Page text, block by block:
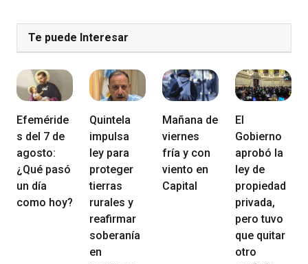
Te puede Interesar
Efeméride
s del 7 de
agosto:
¿Qué pasó
un día
como hoy?
Quintela
impulsa
ley para
proteger
tierras
rurales y
reafirmar
soberanía
en
Mañana de
viernes
fría y con
viento en
Capital
El
Gobierno
aprobó la
ley de
propiedad
privada,
pero tuvo
que quitar
otro